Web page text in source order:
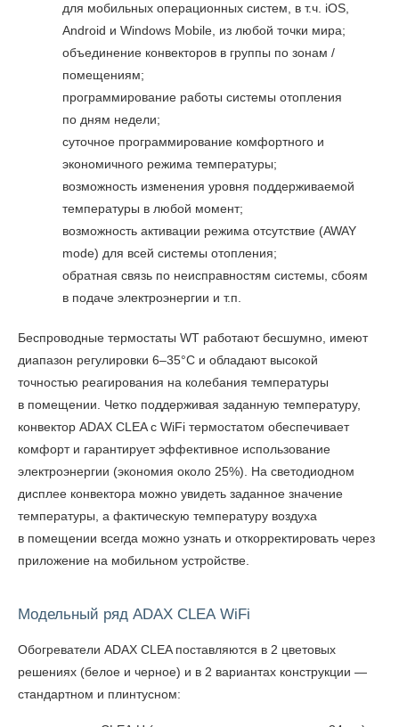
для мобильных операционных систем, в т.ч. iOS,
Android и Windows Mobile, из любой точки мира;
объединение конвекторов в группы по зонам /
помещениям;
программирование работы системы отопления
по дням недели;
суточное программирование комфортного и
экономичного режима температуры;
возможность изменения уровня поддерживаемой
температуры в любой момент;
возможность активации режима отсутствие (AWAY
mode) для всей системы отопления;
обратная связь по неисправностям системы, сбоям
в подаче электроэнергии и т.п.
Беспроводные термостаты WT работают бесшумно, имеют
диапазон регулировки 6–35°С и обладают высокой
точностью реагирования на колебания температуры
в помещении. Четко поддерживая заданную температуру,
конвектор ADAX CLEA с WiFi термостатом обеспечивает
комфорт и гарантирует эффективное использование
электроэнергии (экономия около 25%). На светодиодном
дисплее конвектора можно увидеть заданное значение
температуры, а фактическую температуру воздуха
в помещении всегда можно узнать и откорректировать через
приложение на мобильном устройстве.
Модельный ряд ADAX CLEA WiFi
Обогреватели ADAX CLEAпоставляются в 2 цветовых
решениях (белое и черное) и в 2 вариантах конструкции —
стандартном и плинтусном: